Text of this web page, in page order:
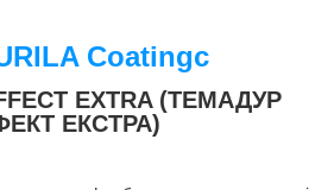
Coatingc
EXTRA (ТЕМАДУР
ЕКСТРА)